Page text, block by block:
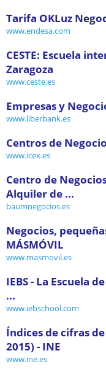
Tarifa OKLuz
www.endesa.com
CESTE: Escuela
Zaragoza
www.ceste.es
Empresas y
www.liberbank.es
Centros de
www.icex.es
Centro de
Alquiler de ...
baumnegocios.es
Negocios,
MÁSMÓVIL
www.masmovil.es
IEBS - La Escuela
...
www.iebschool.com
Índices de cifras
2015) - INE
www.ine.es